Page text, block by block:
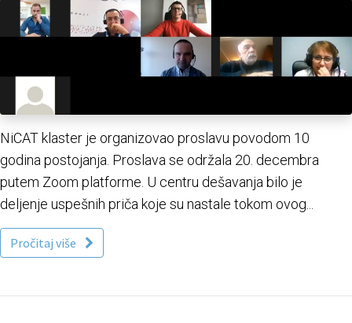
NiCAT klaster je organizovao proslavu povodom 10
godina postojanja. Proslava se održala 20. decembra
putem Zoom platforme. U centru dešavanja bilo je
deljenje uspešnih priča koje su nastale tokom ovog...
Pročitaj više